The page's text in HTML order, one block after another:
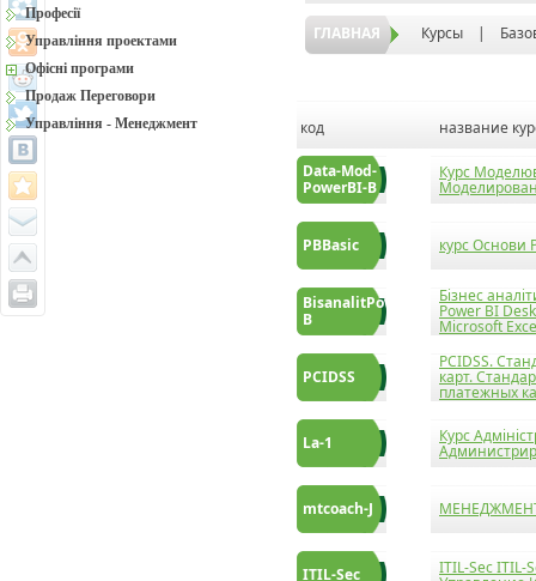
ГЛАВНАЯ Курсы |
код название
Data-Mod-
PowerBI-B
Курс
PBBasic курс Основи
BisanalitPowerBI-
B
Бізнес
Power BI
Microsoft
PCIDSS
PCIDSS.
карт.
платежных
La-1 Курс
mtcoach-J
ITIL-Sec ITIL-Sec ITIL-
Професії
Управління проектами
Офісні програми
Продаж Переговори
Управління - Менеджмент